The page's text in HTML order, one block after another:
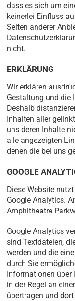
dass es sich um
keinerlei Einfluss
Seiten anderer
nicht.
ERKLÄRUNG
Wir erklären
Gestaltung und die
Deshalb
Inhalten aller
uns deren Inhalte
alle angezeigten
denen die bei uns
GOOGLE
Diese Website
Google Analytics.
Amphitheatre
Google Analytics
sind Textdateien,
werden und die
durch Sie
Informationen über
in der Regel an
übertragen und